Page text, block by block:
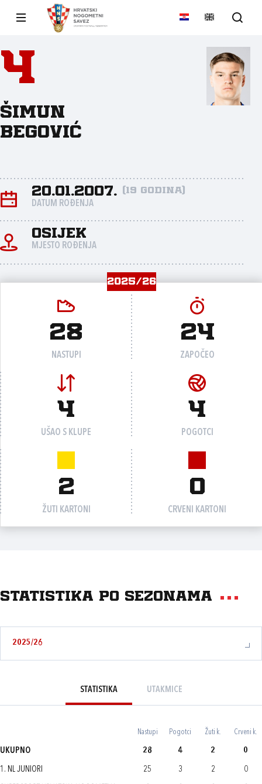
4
Šimun
Begović
20.01.2007. (19 godina)
DATUM ROĐENJA
Osijek
MJESTO ROĐENJA
2025/26
28
NASTUPI
24
ZAPOČEO
4
UŠAO S KLUPE
4
POGOTCI
2
ŽUTI KARTONI
0
CRVENI KARTONI
Statistika po sezonama
2025/26
STATISTIKA UTAKMICE
Nastupi Pogotci Žuti k. Crveni k.
UKUPNO 28 4 2 0
1. NL JUNIORI 25 3 2 0